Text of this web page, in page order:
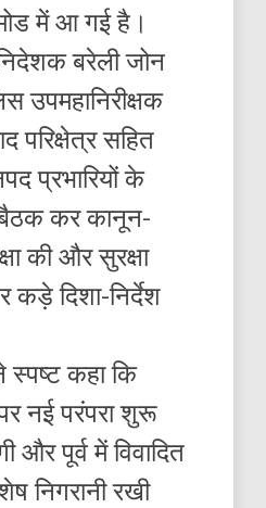
में आ गई है।
बरेली जोन
उपमहानिरीक्षक
परिक्षेत्र सहित
प्रभारियों के
कर कानून-
की और सुरक्षा
कड़े दिशा-निर्देश
स्पष्ट कहा कि
नई परंपरा शुरू
और पूर्व में विवादित
निगरानी रखी